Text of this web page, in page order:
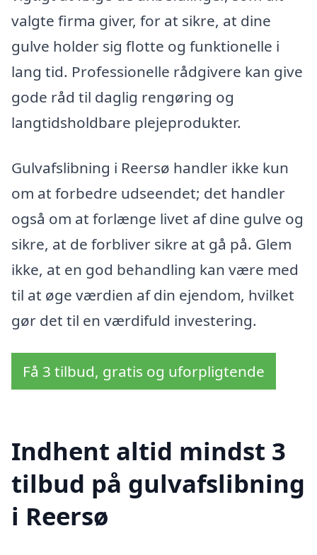
valgte firma giver, for at sikre, at dine
gulve holder sig flotte og funktionelle i
lang tid. Professionelle rådgivere kan give
gode råd til daglig rengøring og
langtidsholdbare plejeprodukter.
Gulvafslibning i Reersø handler ikke kun
om at forbedre udseendet; det handler
også om at forlænge livet af dine gulve og
sikre, at de forbliver sikre at gå på. Glem
ikke, at en god behandling kan være med
til at øge værdien af din ejendom, hvilket
gør det til en værdifuld investering.
Få 3 tilbud, gratis og uforpligtende
Indhent altid mindst 3
tilbud på gulvafslibning
i Reersø